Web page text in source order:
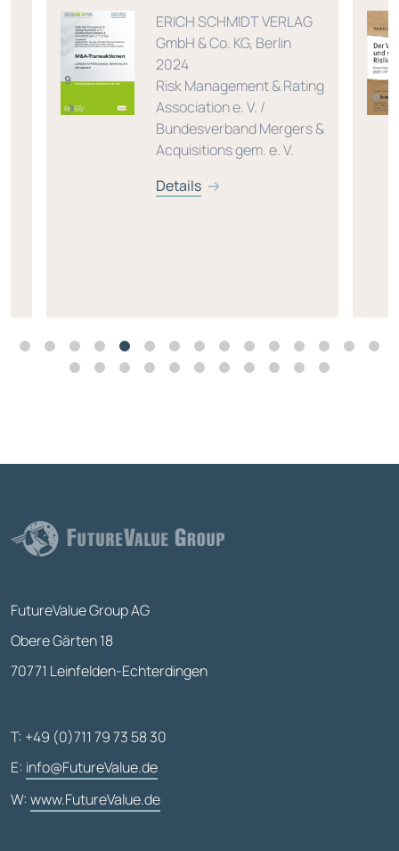
ERICH SCHMIDT VERLAG
GmbH & Co. KG, Berlin
2024
Risk Management & Rating
Association e. V. /
Bundesverband Mergers &
Acquisitions gem. e. V.
Details
FutureValue Group AG
Obere Gärten 18
70771 Leinfelden-Echterdingen
T: +49 (0)711 79 73 58 30
E: info@FutureValue.de
W: www.FutureValue.de